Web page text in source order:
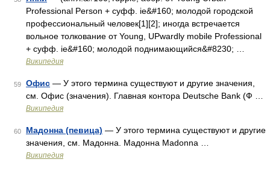
Professional Person + суфф. ie&#160; молодой городской
профессиональный человек[1][2]; иногда встречается
вольное толкование от Young, UPwardly mobile Professional
+ суфф. ie&#160; молодой поднимающийся&#8230; …
Википедия
59 Офис — У этого термина существуют и другие значения,
см. Офис (значения). Главная контора Deutsche Bank (Ф …
Википедия
60 Мадонна (певица) — У этого термина существуют и другие
значения, см. Мадонна. Мадонна Madonna …
Википедия